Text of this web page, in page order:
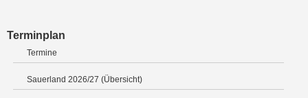
Terminplan
Termine
Sauerland 2026/27 (Übersicht)